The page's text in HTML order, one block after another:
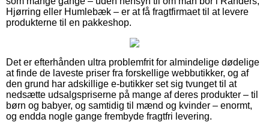
Hjørring eller Humlebæk – er at få fragtfirmaet til at levere
produkterne til en pakkeshop.
Det er efterhånden ultra problemfrit for almindelige dødelige
at finde de laveste priser fra forskellige webbutikker, og af
den grund har adskillige e-butikker set sig tvunget til at
nedsætte udsalgspriserne på mange af deres produkter – til
børn og babyer, og samtidig til mænd og kvinder – enormt,
og endda nogle gange frembyde fragtfri levering.